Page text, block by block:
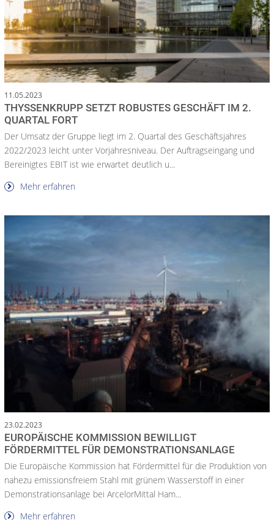
11.05.2023
THYSSENKRUPP SETZT ROBUSTES GESCHÄFT IM 2.
QUARTAL FORT
Der Umsatz der Gruppe liegt im 2. Quartal des Geschäftsjahres
2022/2023 leicht unter Vorjahresniveau. Der Auftragseingang und
Bereinigtes EBIT ist wie erwartet deutlich u...
Mehr erfahren
23.02.2023
EUROPÄISCHE KOMMISSION BEWILLIGT
FÖRDERMITTEL FÜR DEMONSTRATIONSANLAGE
Die Europäische Kommission hat Fördermittel für die Produktion von
nahezu emissionsfreiem Stahl mit grünem Wasserstoff in einer
Demonstrationsanlage bei ArcelorMittal Ham...
Mehr erfahren